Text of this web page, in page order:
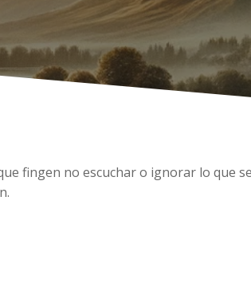
fingen no escuchar o ignorar lo que